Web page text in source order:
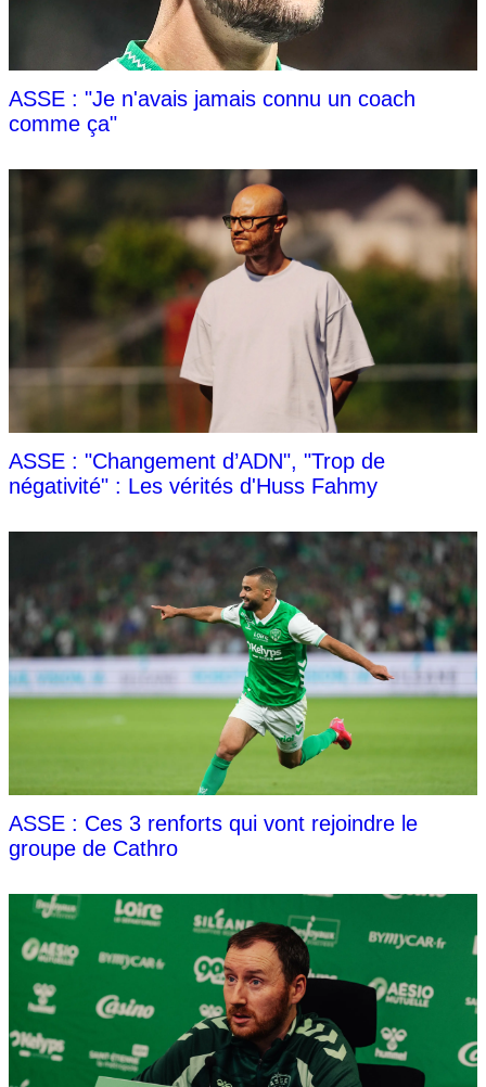
ASSE : "Je n'avais jamais connu un coach
comme ça"
ASSE : "Changement d’ADN", "Trop de
négativité" : Les vérités d'Huss Fahmy
ASSE : Ces 3 renforts qui vont rejoindre le
groupe de Cathro